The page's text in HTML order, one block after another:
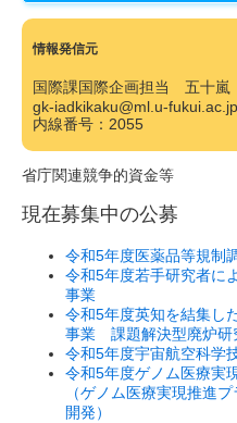
情報発信元
国際課国際企画担当 五十嵐
gk-iadkikaku@ml.u-fukui.ac.jp
内線番号：2055
省庁関連競争的資金等
現在募集中の公募
令和5年度医薬品等規制
令和5年度若手研究者に
事業
令和5年度英知を結集し
事業 課題解決型廃炉研
令和5年度宇宙航空科学
令和5年度ゲノム医療実
（ゲノム医療実現推進
開発）